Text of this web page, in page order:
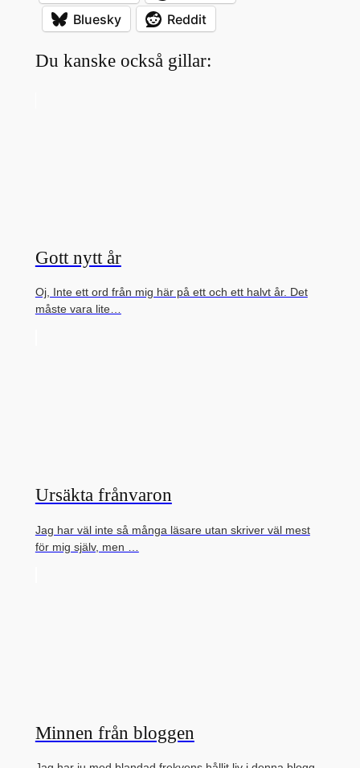
Bluesky
Reddit
Du kanske också gillar:
Gott nytt år
Oj, Inte ett ord från mig här på ett och ett halvt år. Det
måste vara lite…
Ursäkta frånvaron
Jag har väl inte så många läsare utan skriver väl mest
för mig själv, men …
Minnen från bloggen